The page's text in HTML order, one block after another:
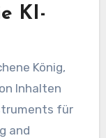
KI-
Inhalten
für
and